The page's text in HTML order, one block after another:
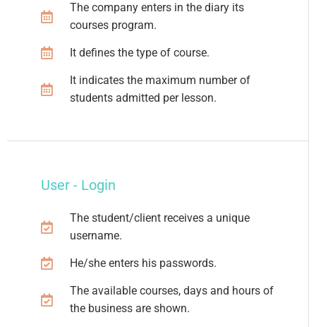
The company enters in the diary its
courses program.
It defines the type of course.
It indicates the maximum number of
students admitted per lesson.
User - Login
The student/client receives a unique
username.
He/she enters his passwords.
The available courses, days and hours of
the business are shown.